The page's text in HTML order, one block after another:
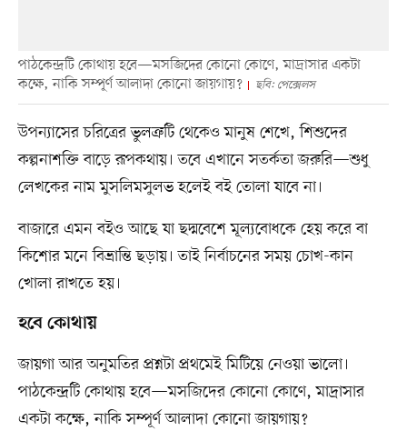
পাঠকেন্দ্রটি কোথায় হবে—মসজিদের কোনো কোণে, মাদ্রাসার একটা
কক্ষে, নাকি সম্পূর্ণ আলাদা কোনো জায়গায়?
ছবি: পেক্সেলস
উপন্যাসের চরিত্রের ভুলত্রুটি থেকেও মানুষ শেখে, শিশুদের
কল্পনাশক্তি বাড়ে রূপকথায়। তবে এখানে সতর্কতা জরুরি—শুধু
লেখকের নাম মুসলিমসুলভ হলেই বই তোলা যাবে না।
বাজারে এমন বইও আছে যা ছদ্মবেশে মূল্যবোধকে হেয় করে বা
কিশোর মনে বিভ্রান্তি ছড়ায়। তাই নির্বাচনের সময় চোখ-কান
খোলা রাখতে হয়।
হবে কোথায়
জায়গা আর অনুমতির প্রশ্নটা প্রথমেই মিটিয়ে নেওয়া ভালো।
পাঠকেন্দ্রটি কোথায় হবে—মসজিদের কোনো কোণে, মাদ্রাসার
একটা কক্ষে, নাকি সম্পূর্ণ আলাদা কোনো জায়গায়?